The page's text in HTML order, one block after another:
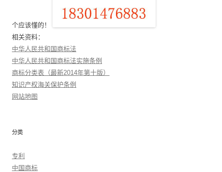
个应该懂的！
相关资料：
中华人民共和国商标法
中华人民共和国商标法实施条例
商标分类表（最新2014年第十版）
知识产权海关保护条例
网站地图
分类
专利
中国商标